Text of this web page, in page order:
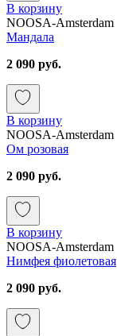
В корзину
NOOSA-Amsterdam
Мандала
2 090 руб.
В корзину
NOOSA-Amsterdam
Ом розовая
2 090 руб.
В корзину
NOOSA-Amsterdam
Нимфея фиолетовая
2 090 руб.